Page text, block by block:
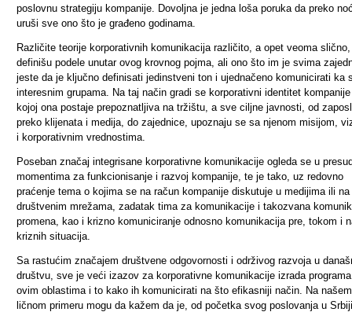
poslovnu strategiju kompanije. Dovoljna je jedna loša poruka da preko
uruši sve ono što je građeno godinama.
Različite teorije korporativnih komunikacija različito, a opet veoma slično,
definišu podele unutar ovog krovnog pojma, ali ono što im je svima
jeste da je ključno definisati jedinstveni ton i ujednačeno komunicirati ka
interesnim grupama. Na taj način gradi se korporativni identitet
kojoj ona postaje prepoznatljiva na tržištu, a sve ciljne javnosti, od
preko klijenata i medija, do zajednice, upoznaju se sa njenom misijom,
i korporativnim vrednostima.
Poseban značaj integrisane korporativne komunikacije ogleda se u
momentima za funkcionisanje i razvoj kompanije, te je tako, uz redovno
praćenje tema o kojima se na račun kompanije diskutuje u medijima ili na
društvenim mrežama, zadatak tima za komunikacije i takozvana
promena, kao i krizno komuniciranje odnosno komunikacija pre, tokom i
kriznih situacija.
Sa rastućim značajem društvene odgovornosti i održivog razvoja u
društvu, sve je veći izazov za korporativne komunikacije izrada
ovim oblastima i to kako ih komunicirati na što efikasniji način. Na našem
ličnom primeru mogu da kažem da je, od početka svog poslovanja u